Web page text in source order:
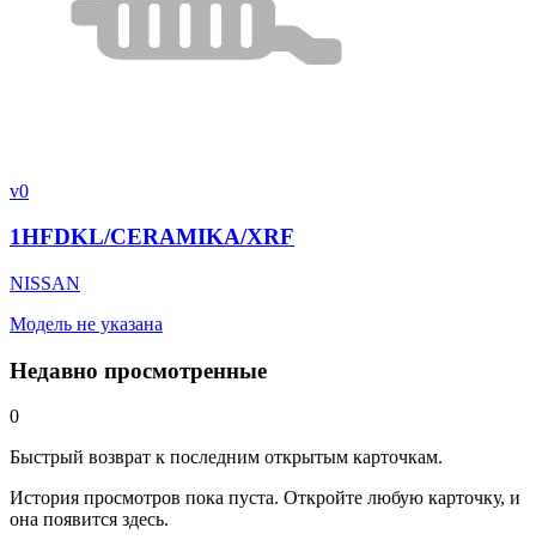
v0
1HFDKL/CERAMIKA/XRF
NISSAN
Модель не указана
Недавно просмотренные
0
Быстрый возврат к последним открытым карточкам.
История просмотров пока пуста. Откройте любую карточку, и
она появится здесь.